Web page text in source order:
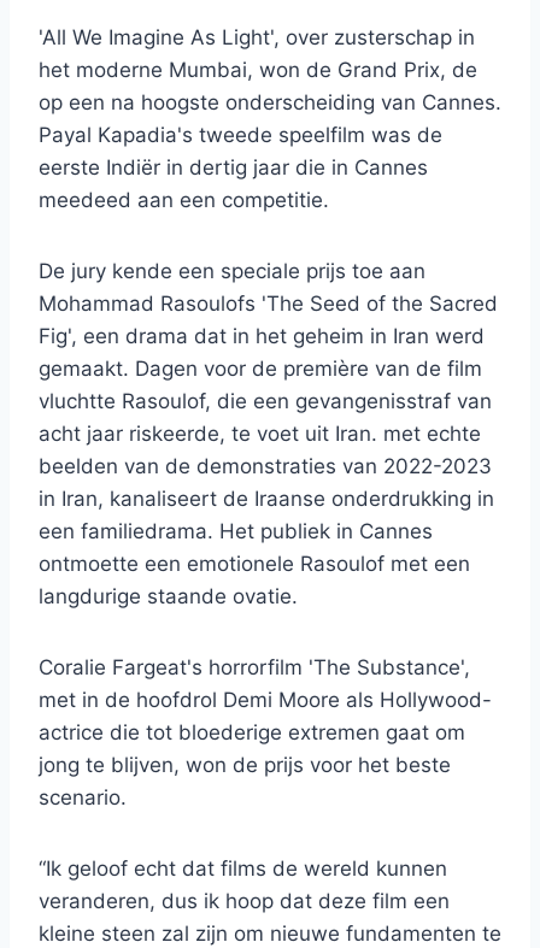
'All We Imagine As Light', over zusterschap in
het moderne Mumbai, won de Grand Prix, de
op een na hoogste onderscheiding van Cannes.
Payal Kapadia's tweede speelfilm was de
eerste Indiër in dertig jaar die in Cannes
meedeed aan een competitie.
De jury kende een speciale prijs toe aan
Mohammad Rasoulofs 'The Seed of the Sacred
Fig', een drama dat in het geheim in Iran werd
gemaakt. Dagen voor de première van de film
vluchtte Rasoulof, die een gevangenisstraf van
acht jaar riskeerde, te voet uit Iran. met echte
beelden van de demonstraties van 2022-2023
in Iran, kanaliseert de Iraanse onderdrukking in
een familiedrama. Het publiek in Cannes
ontmoette een emotionele Rasoulof met een
langdurige staande ovatie.
Coralie Fargeat's horrorfilm 'The Substance',
met in de hoofdrol Demi Moore als Hollywood-
actrice die tot bloederige extremen gaat om
jong te blijven, won de prijs voor het beste
scenario.
“Ik geloof echt dat films de wereld kunnen
veranderen, dus ik hoop dat deze film een ​​
kleine steen zal zijn om nieuwe fundamenten te